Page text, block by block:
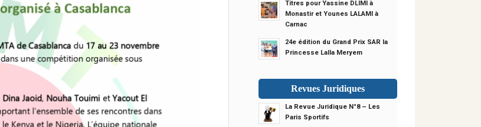
Titres pour Yassine DLIMI à
Monastir et Younes LALAMI à
Carnac
24e édition du Grand Prix SAR la
Princesse Lalla Meryem
Revues Juridiques
La Revue Juridique N°8 – Les
Paris Sportifs